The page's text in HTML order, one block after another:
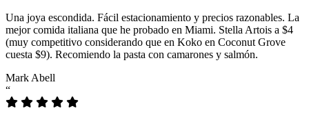
Una joya escondida. Fácil estacionamiento y precios razonables. La
mejor comida italiana que he probado en Miami. Stella Artois a $4
(muy competitivo considerando que en Koko en Coconut Grove
cuesta $9). Recomiendo la pasta con camarones y salmón.
Mark Abell
“